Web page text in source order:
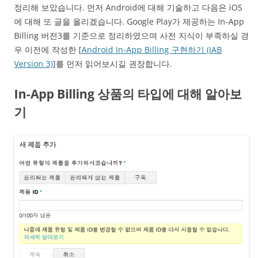
정리해 보았습니다. 먼저 Android에 대해 기술하고 다음은 iOS
에 대해 또 글을 올리겠습니다. Google Play가 제공하는 In-App
Billing 버전3를 기준으로 정리하였으며 사전 지식이 부족하실 경
우 이전에 작성한 [Android In-App Billing 구현하기 (IAB
Version 3)]를 먼저 읽어보시길 권장합니다.
In-App Billing 상품의 타입에 대해 알아보
기